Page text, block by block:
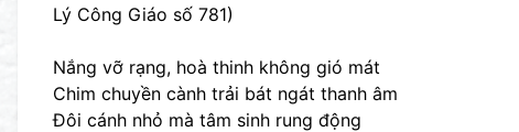
Lý Công Giáo số 781)
Nắng vỡ rạng, hoà thinh không gió mát
Chim chuyền cành trải bát ngát thanh âm
Đôi cánh nhỏ mà tâm sinh rung động